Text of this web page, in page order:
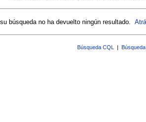
búsqueda no ha devuelto ningún resultado.
Búsqueda CQL |